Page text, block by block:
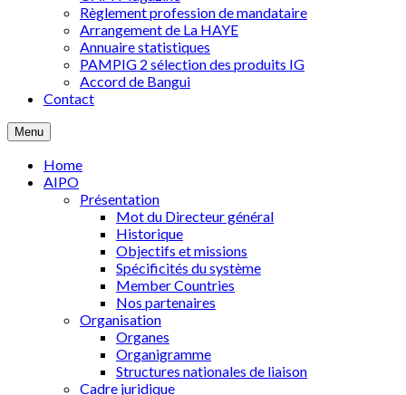
Règlement profession de mandataire
Arrangement de La HAYE
Annuaire statistiques
PAMPIG 2 sélection des produits IG
Accord de Bangui
Contact
Menu
Home
AIPO
Présentation
Mot du Directeur général
Historique
Objectifs et missions
Spécificités du système
Member Countries
Nos partenaires
Organisation
Organes
Organigramme
Structures nationales de liaison
Cadre juridique